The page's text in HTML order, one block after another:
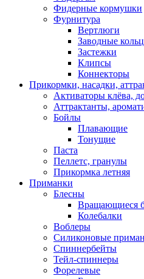
Фидерные кормушки
Фурнитура
Вертлюги
Заводные
Застежки
Клипсы
Коннекторы
Прикормки, насадки,
Активаторы клёва,
Аттрактанты,
Бойлы
Плавающие
Тонущие
Паста
Пеллетс, гранулы
Прикормка летняя
Приманки
Блесны
Вращающиеся
Колебалки
Воблеры
Силиконовые
Спиннербейты
Тейл-спиннеры
Форелевые